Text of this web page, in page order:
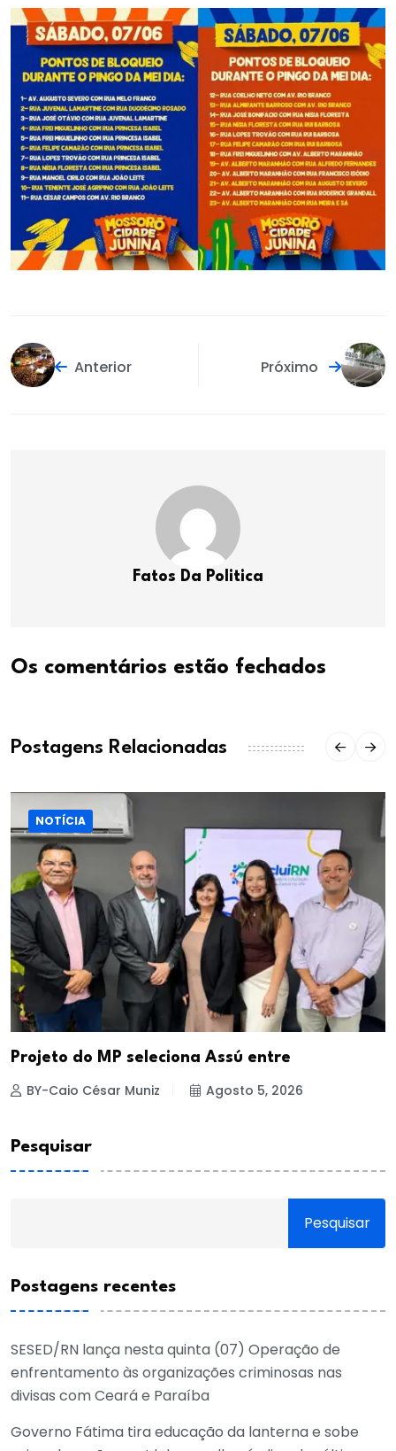
Anterior Próximo
Fatos Da Politica
Os comentários estão fechados
Postagens Relacionadas
NOTÍCIA
Projeto do MP seleciona Assú entre
BY-Caio César Muniz Agosto 5, 2026
Pesquisar
Pesquisar
Postagens recentes
SESED/RN lança nesta quinta (07) Operação de
enfrentamento às organizações criminosas nas
divisas com Ceará e Paraíba
Governo Fátima tira educação da lanterna e sobe